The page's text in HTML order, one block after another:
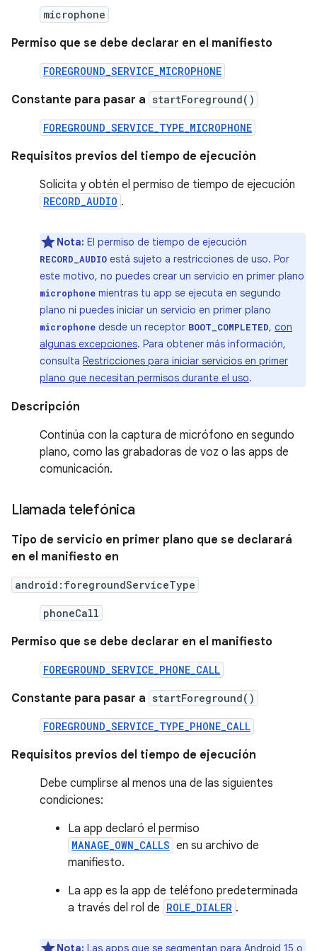
microphone
Permiso que se debe declarar en el manifiesto
FOREGROUND_SERVICE_MICROPHONE
Constante para pasar a startForeground()
FOREGROUND_SERVICE_TYPE_MICROPHONE
Requisitos previos del tiempo de ejecución
Solicita y obtén el permiso de tiempo de ejecución
RECORD_AUDIO .
Nota: El permiso de tiempo de ejecución
RECORD_AUDIO está sujeto a restricciones de uso. Por
este motivo, no puedes crear un servicio en primer plano
microphone mientras tu app se ejecuta en segundo
plano ni puedes iniciar un servicio en primer plano
microphone desde un receptor BOOT_COMPLETED, con
algunas excepciones. Para obtener más información,
consulta Restricciones para iniciar servicios en primer
plano que necesitan permisos durante el uso.
Descripción
Continúa con la captura de micrófono en segundo
plano, como las grabadoras de voz o las apps de
comunicación.
Llamada telefónica
Tipo de servicio en primer plano que se declarará
en el manifiesto en
android:foregroundServiceType
phoneCall
Permiso que se debe declarar en el manifiesto
FOREGROUND_SERVICE_PHONE_CALL
Constante para pasar a startForeground()
FOREGROUND_SERVICE_TYPE_PHONE_CALL
Requisitos previos del tiempo de ejecución
Debe cumplirse al menos una de las siguientes
condiciones:
La app declaró el permiso
MANAGE_OWN_CALLS en su archivo de
manifiesto.
La app es la app de teléfono predeterminada
a través del rol de ROLE_DIALER .
Nota: Las apps que se segmentan para Android 15 o